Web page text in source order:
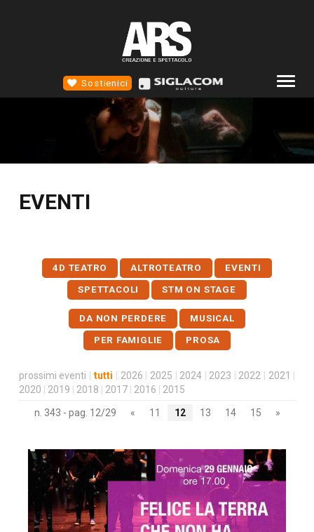
Sostienici
EVENTI
CONTATTI
EVENTI
4D TEATRO ALTROTEATRO EVENTI
SPETTACOLI STM ON STAGE
DA NON PERDERE MUSICAL
PER FAMIGLIE PROSA
prossimi eventi | tutti | 2026 | 2025 | 2024 | 2023 | 2022 | 2021 |
2020 | 2019 | 2018 | 2017| 2016 | 2015
n. 343 - pag. 12/29 « 11 12 13 14 15 »